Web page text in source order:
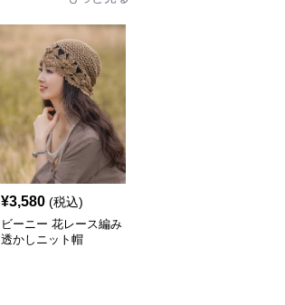
¥3,580 (税込)
ビーニー 花レース編み
透かしニット帽